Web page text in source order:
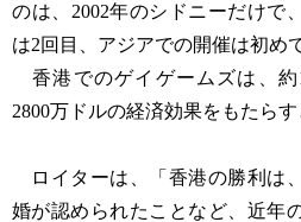
のは、2002年のシドニーだけで
は2回目、アジアでの開催は初め
香港でのゲイゲームズは、約
2800万ドルの経済効果をもたらす
ロイターは、「香港の勝利は
婚が認められたことなど、近年